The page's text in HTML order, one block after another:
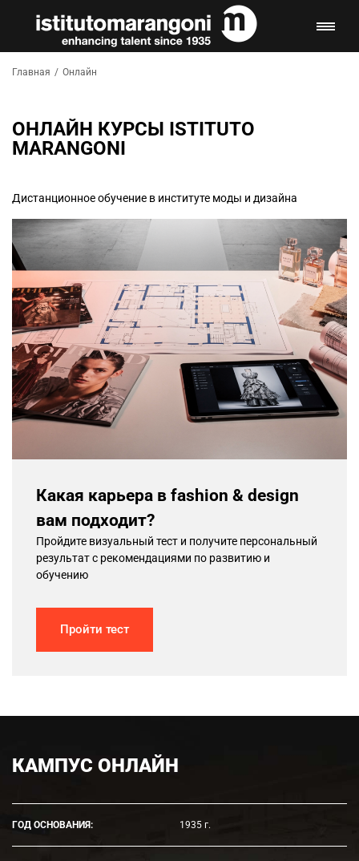
Главная / Онлайн
ОНЛАЙН КУРСЫ ISTITUTO
MARANGONI
Дистанционное обучение в институте моды и дизайна
Какая карьера в fashion & design
вам подходит?
Пройдите визуальный тест и получите персональный
результат с рекомендациями по развитию и
обучению
Пройти тест
КАМПУС ОНЛАЙН
ГОД ОСНОВАНИЯ: 1935 г.